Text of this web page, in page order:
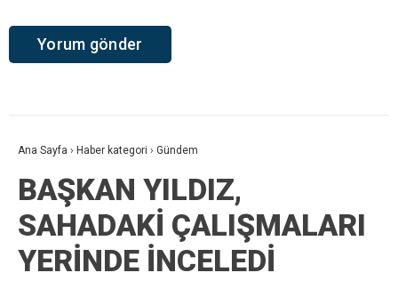
Ana Sayfa › Haber kategori › Gündem
BAŞKAN YILDIZ,
SAHADAKİ ÇALIŞMALARI
YERİNDE İNCELEDİ